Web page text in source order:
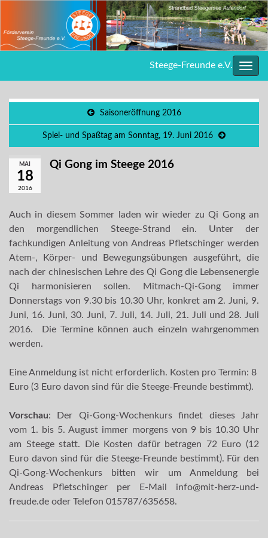
Steege-Freunde e.V.
Saisoneröffnung 2016
Spiel- und Spaßtag am Sonntag, 19. Juni 2016
MAI
18
2016
Qi Gong im Steege 2016
Auch in diesem Sommer laden wir wieder zu Qi Gong an
den morgendlichen Steege-Strand ein. Unter der
fachkundigen Anleitung von Andreas Pfletschinger werden
Atem-, Körper- und Bewegungsübungen ausgeführt, die
nach der chinesischen Lehre des Qi Gong die Lebensenergie
Qi harmonisieren sollen. Mitmach-Qi-Gong immer
Donnerstags von 9.30 bis 10.30 Uhr, konkret am 2. Juni, 9.
Juni, 16. Juni, 30. Juni, 7. Juli, 14. Juli, 21. Juli und 28. Juli
2016. Die Termine können auch einzeln wahrgenommen
werden.
Eine Anmeldung ist nicht erforderlich. Kosten pro Termin: 8
Euro (3 Euro davon sind für die Steege-Freunde bestimmt).
Vorschau: Der Qi-Gong-Wochenkurs findet dieses Jahr
vom 1. bis 5. August immer morgens von 9 bis 10.30 Uhr
am Steege statt. Die Kosten dafür betragen 72 Euro (12
Euro davon sind für die Steege-Freunde bestimmt). Für den
Qi-Gong-Wochenkurs bitten wir um Anmeldung bei
Andreas Pfletschinger per E-Mail info@mit-herz-und-
freude.de oder Telefon 015787/635658.